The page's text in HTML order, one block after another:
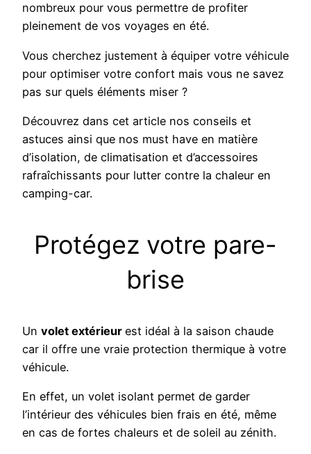
nombreux pour vous permettre de profiter
pleinement de vos voyages en été.
Vous cherchez justement à équiper votre véhicule
pour optimiser votre confort mais vous ne savez
pas sur quels éléments miser ?
Découvrez dans cet article nos conseils et
astuces ainsi que nos must have en matière
d’isolation, de climatisation et d’accessoires
rafraîchissants pour lutter contre la chaleur en
camping-car.
Protégez votre pare-
brise
Un volet extérieur est idéal à la saison chaude
car il offre une vraie protection thermique à votre
véhicule.
En effet, un volet isolant permet de garder
l’intérieur des véhicules bien frais en été, même
en cas de fortes chaleurs et de soleil au zénith.